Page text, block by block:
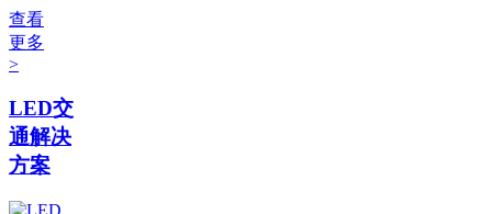
查看
更多
>
LED交
通解决
方案